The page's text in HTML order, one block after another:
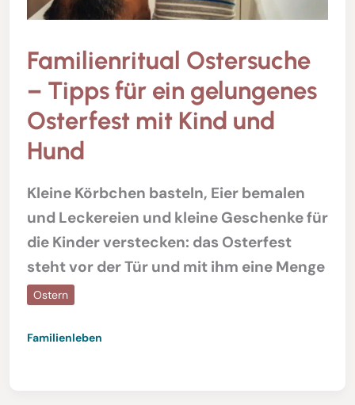
Familienritual Ostersuche
– Tipps für ein gelungenes
Osterfest mit Kind und
Hund
Kleine Körbchen basteln, Eier bemalen
und Leckereien und kleine Geschenke für
die Kinder verstecken: das Osterfest
steht vor der Tür und mit ihm eine Menge
Ostern
Familienleben